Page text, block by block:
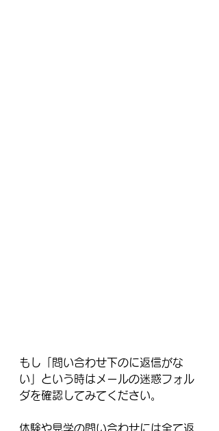
もし「問い合わせ下のに返信がな
い」という時はメールの迷惑フォル
ダを確認してみてください。
体験や見学の問い合わせには全て返